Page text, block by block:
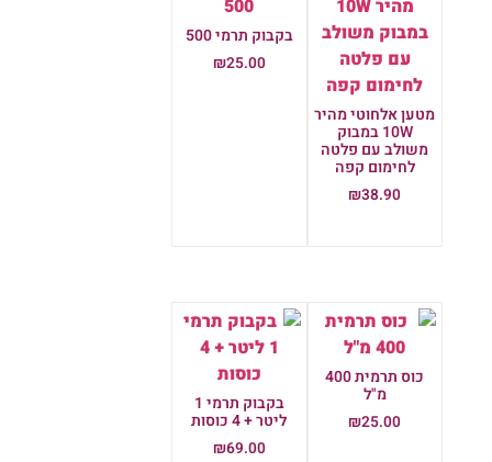
מטען אלחוטי מהיר
10W במבוק
משולב עם פלטה
לחימום קפה
₪38.90
בקבוק תרמי 500
₪25.00
כוס תרמית 400
מ"ל
₪25.00
בקבוק תרמי 1
ליטר + 4 כוסות
₪69.00